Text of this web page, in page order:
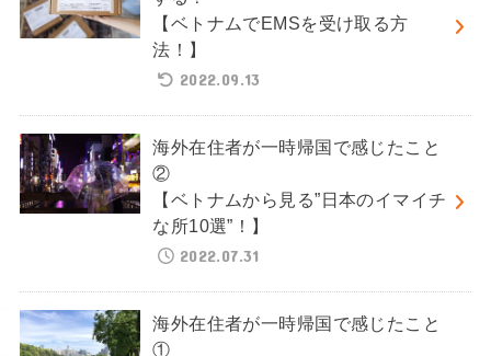
【ベトナムでEMSを受け取る方
法！】
2022.09.13
海外在住者が一時帰国で感じたこと
②
【ベトナムから見る”日本のイマイチ
な所10選”！】
2022.07.31
海外在住者が一時帰国で感じたこと
①